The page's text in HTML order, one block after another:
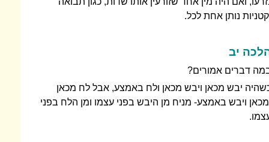
נותן אחת לכל.
יב
דברים אמורים?
יבש מכאן ויבש מכאן ולח באמצע, אבל לח מכאן
ויבש באמצע- מניח מן היבש בפני עצמו ומן הלח בפני